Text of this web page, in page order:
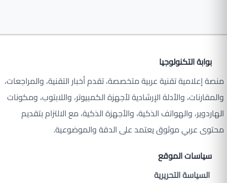
بوابة التكنولوجيا
منصة إعلامية تقنية عربية متخصصة، تقدم أخبار التقنية، والمراجعات،
والمقارنات، والأدلة الإرشادية لأجهزة الكمبيوتر، واللابتوب، ومكونات
الهاردوير، والهواتف الذكية، والأجهزة الذكية، مع الالتزام بتقديم
محتوى عربي موثوق يعتمد على الدقة والموضوعية.
سياسات الموقع
السياسة التحريرية